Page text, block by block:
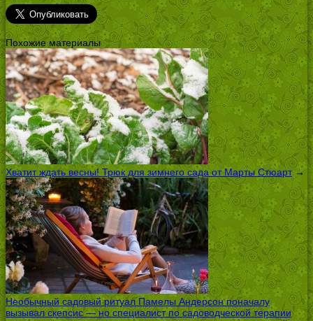
Похожие материалы
Хватит ждать весны! Трюк для зимнего сада от Марты Стюарт→
Необычный садовый ритуал Памелы Андерсон поначалу
вызывал скепсис — но специалист по садоводческой терапии